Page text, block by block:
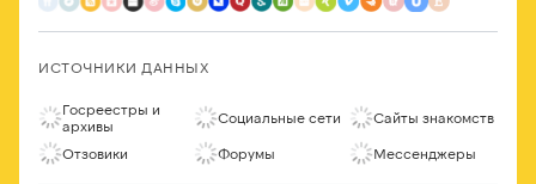
ИСТОЧНИКИ ДАННЫХ
Госреестры и
архивы
Социальные сети Сайты знакомств
Отзовики Форумы Мессенджеры